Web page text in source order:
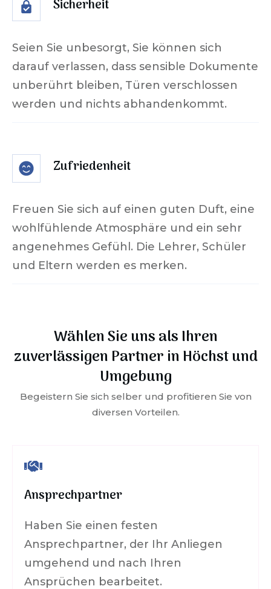
Sicherheit
Seien Sie unbesorgt, Sie können sich
darauf verlassen, dass sensible Dokumente
unberührt bleiben, Türen verschlossen
werden und nichts abhandenkommt.
Zufriedenheit
Freuen Sie sich auf einen guten Duft, eine
wohlfühlende Atmosphäre und ein sehr
angenehmes Gefühl. Die Lehrer, Schüler
und Eltern werden es merken.
Wählen Sie uns als Ihren
zuverlässigen Partner inHöchstund
Umgebung
Begeistern Sie sich selber und profitieren Sie von
diversen Vorteilen.
Ansprechpartner
Haben Sie einen festen
Ansprechpartner, der Ihr Anliegen
umgehend und nach Ihren
Ansprüchen bearbeitet.